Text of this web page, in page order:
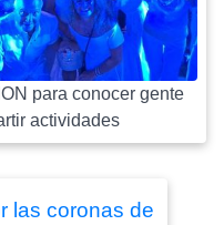
para conocer gente
actividades
las coronas de